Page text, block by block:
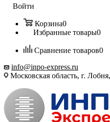
Войти
Корзина0
Избранные товары0
Сравнение товаров0
info@inpo-express.ru
Московская область, г.